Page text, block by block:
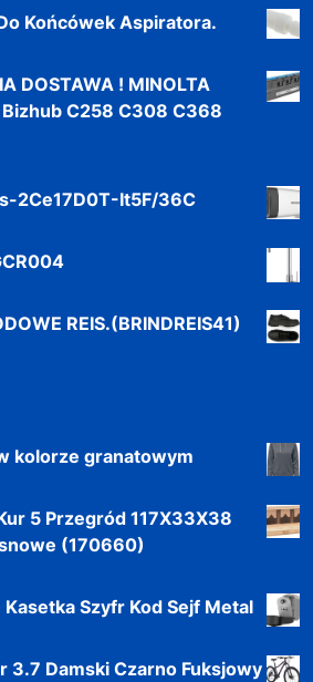
Końcówek Aspiratora.
DOSTAWA ! MINOLTA
C258 C308 C368
2Ce17D0T-It5F/36C
REIS.(BRINDREIS41)
kolorze granatowym
5 Przegród 117X33X38
(170660)
Szyfr Kod Sejf Metal
3.7 Damski Czarno Fuksjowy